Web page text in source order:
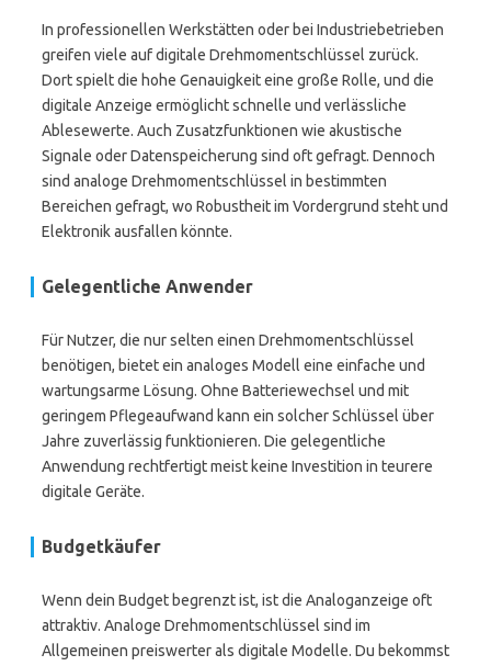
In professionellen Werkstätten oder bei Industriebetrieben
greifen viele auf digitale Drehmomentschlüssel zurück.
Dort spielt die hohe Genauigkeit eine große Rolle, und die
digitale Anzeige ermöglicht schnelle und verlässliche
Ablesewerte. Auch Zusatzfunktionen wie akustische
Signale oder Datenspeicherung sind oft gefragt. Dennoch
sind analoge Drehmomentschlüssel in bestimmten
Bereichen gefragt, wo Robustheit im Vordergrund steht und
Elektronik ausfallen könnte.
Gelegentliche Anwender
Für Nutzer, die nur selten einen Drehmomentschlüssel
benötigen, bietet ein analoges Modell eine einfache und
wartungsarme Lösung. Ohne Batteriewechsel und mit
geringem Pflegeaufwand kann ein solcher Schlüssel über
Jahre zuverlässig funktionieren. Die gelegentliche
Anwendung rechtfertigt meist keine Investition in teurere
digitale Geräte.
Budgetkäufer
Wenn dein Budget begrenzt ist, ist die Analoganzeige oft
attraktiv. Analoge Drehmomentschlüssel sind im
Allgemeinen preiswerter als digitale Modelle. Du bekommst